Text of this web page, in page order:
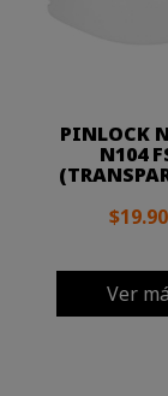
PINLOCK
N104
Ver